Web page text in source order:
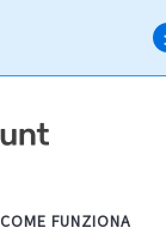
COME FUNZIONA